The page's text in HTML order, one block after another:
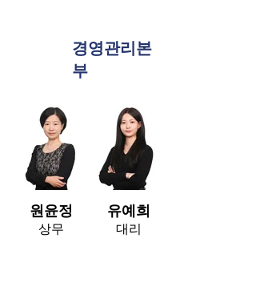
경영관리본
부
원윤정
상무
유예희
대리